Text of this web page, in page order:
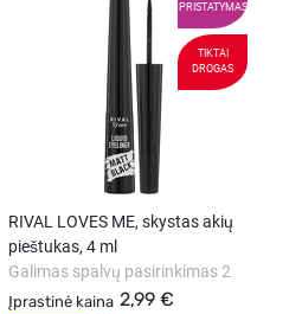
PRISTATYMAS
TIKTAI
DROGAS
RIVAL LOVES ME, skystas akių
pieštukas, 4 ml
Įprastinė kaina 2,99 €
Galimas spalvų pasirinkimas 2